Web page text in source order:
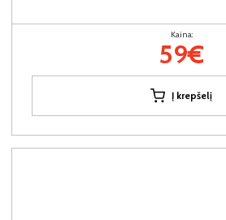
Kaina:
59€
Į krepšelį